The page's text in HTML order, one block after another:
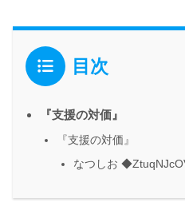
目次
『支援の対価』
『支援の対価』
なつしお